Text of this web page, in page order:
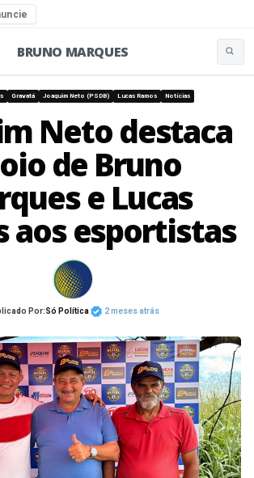
BRUNO MARQUES
Gravatá Joaquim Neto (PSDB) Lucas Ramos Notícias
Neto destaca
de Bruno
e Lucas
aos esportistas
Por:Só Política 2 meses atrás